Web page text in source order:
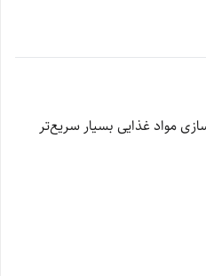
مواد غذایی بسیار سریع‌تر